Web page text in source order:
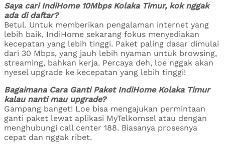
Saya cari IndiHome 10Mbps Kolaka Timur, kok nggak
ada di daftar?
Betul. Untuk memberikan pengalaman internet yang
lebih baik, IndiHome sekarang fokus menyediakan
kecepatan yang lebih tinggi. Paket paling dasar dimulai
dari 30 Mbps, yang jauh lebih nyaman untuk browsing,
streaming, bahkan kerja. Percaya deh, loe nggak akan
nyesel upgrade ke kecepatan yang lebih tinggi!
Bagaimana Cara Ganti Paket IndiHome Kolaka Timur
kalau nanti mau upgrade?
Gampang banget! Loe bisa mengajukan permintaan
ganti paket lewat aplikasi MyTelkomsel atau dengan
menghubungi call center 188. Biasanya prosesnya
cepat dan nggak ribet.